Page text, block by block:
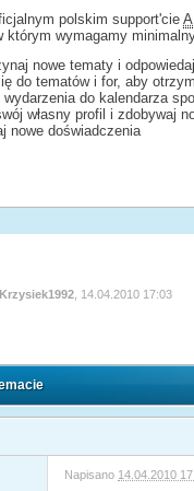
polskim support'cie
którym wymagamy
nowe tematy i
do tematów i for, aby
wydarzenia do kalendarza
własny profil i zdobywaj
nowe doświadczenia
Krzysiek1992 14.04.2010 17:03
Napisano 14.04.2010